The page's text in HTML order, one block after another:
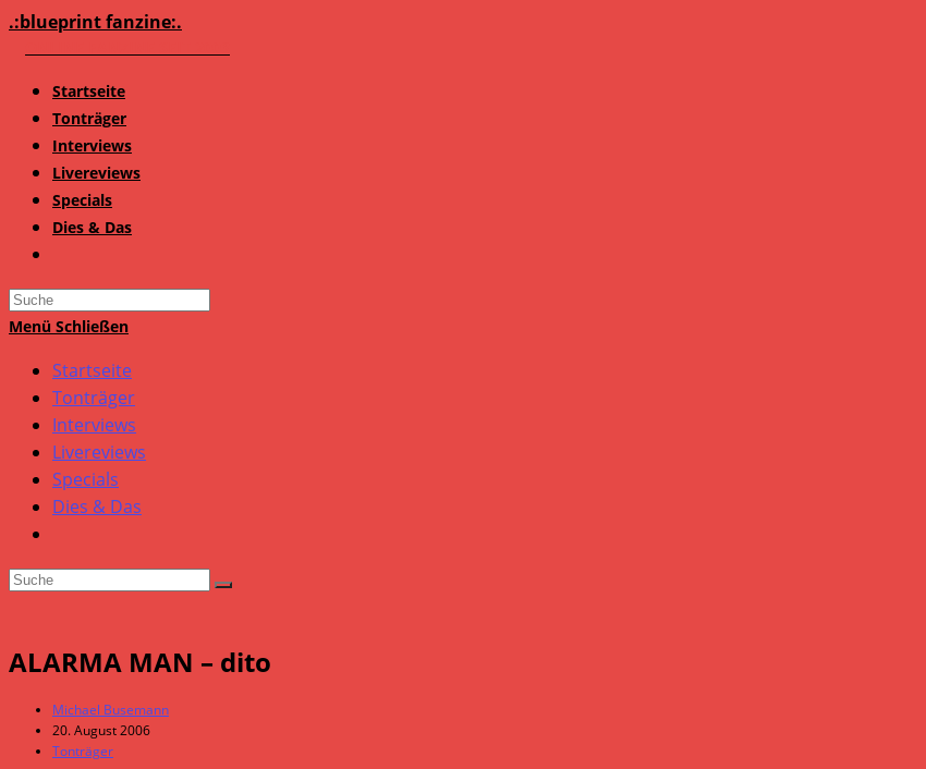
Zum
.:blueprint fanzine:.
Startseite
Tonträger
Interviews
Livereviews
Specials
Dies & Das
Search
this
Menü Schließen
Startseite
Tonträger
Interviews
Livereviews
Specials
Dies & Das
ALARMA MAN – dito
Beitrags-
Autor:
Michael Busemann
Beitrag
veröffentlicht:
20. August 2006
Beitrags-
Tonträger